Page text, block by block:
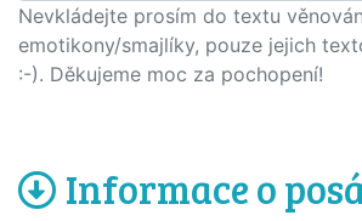
Nevkládejte prosím do textu
emotikony/smajlíky, pouze jejich
:-). Děkujeme moc za pochopení!
Informace o